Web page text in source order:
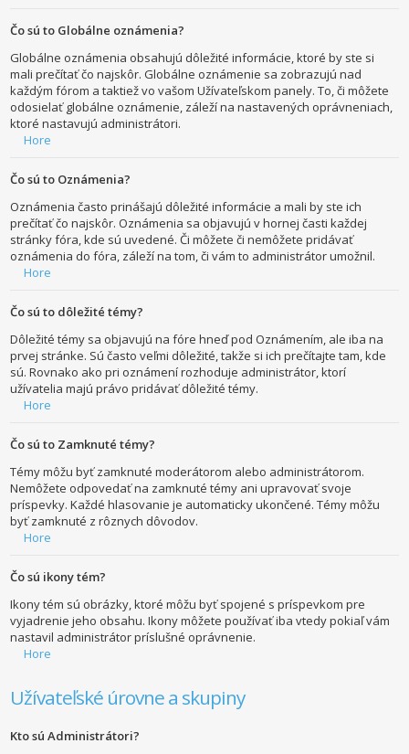
Čo sú to Globálne oznámenia?
Globálne oznámenia obsahujú dôležité informácie, ktoré by ste si
mali prečítať čo najskôr. Globálne oznámenie sa zobrazujú nad
každým fórom a taktiež vo vašom Užívateľskom panely. To, či môžete
odosielať globálne oznámenie, záleží na nastavených oprávneniach,
ktoré nastavujú administrátori.
Hore
Čo sú to Oznámenia?
Oznámenia často prinášajú dôležité informácie a mali by ste ich
prečítať čo najskôr. Oznámenia sa objavujú v hornej časti každej
stránky fóra, kde sú uvedené. Či môžete či nemôžete pridávať
oznámenia do fóra, záleží na tom, či vám to administrátor umožnil.
Hore
Čo sú to dôležité témy?
Dôležité témy sa objavujú na fóre hneď pod Oznámením, ale iba na
prvej stránke. Sú často veľmi dôležité, takže si ich prečítajte tam, kde
sú. Rovnako ako pri oznámení rozhoduje administrátor, ktorí
užívatelia majú právo pridávať dôležité témy.
Hore
Čo sú to Zamknuté témy?
Témy môžu byť zamknuté moderátorom alebo administrátorom.
Nemôžete odpovedať na zamknuté témy ani upravovať svoje
príspevky. Každé hlasovanie je automaticky ukončené. Témy môžu
byť zamknuté z rôznych dôvodov.
Hore
Čo sú ikony tém?
Ikony tém sú obrázky, ktoré môžu byť spojené s príspevkom pre
vyjadrenie jeho obsahu. Ikony môžete používať iba vtedy pokiaľ vám
nastavil administrátor príslušné oprávnenie.
Hore
Užívateľské úrovne a skupiny
Kto sú Administrátori?